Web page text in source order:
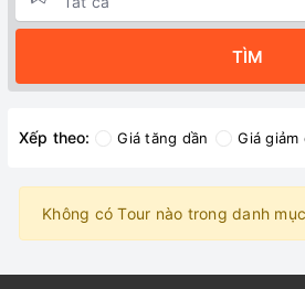
TÌM
Xếp theo: Giá tăng dần Giá giảm
Không có Tour nào trong danh